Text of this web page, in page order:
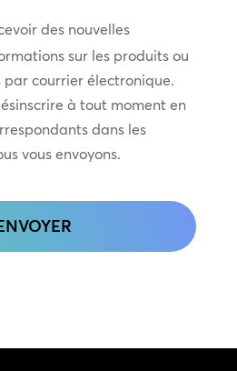
des nouvelles
sur les produits ou
par courrier électronique.
à tout moment en
dans les
vous envoyons.